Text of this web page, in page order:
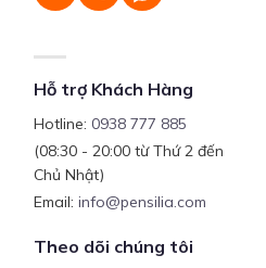
Hỗ trợ Khách Hàng
Hotline: 0938 777 885
(08:30 - 20:00 từ Thứ 2 đến
Chủ Nhật)
Email: info@pensilia.com
Theo dõi chúng tôi